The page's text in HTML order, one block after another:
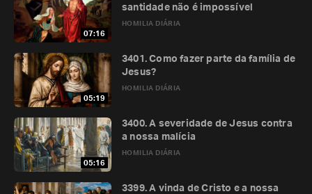
07:16
HOMILIA DIÁRIA
santidade não é impossível
05:19
HOMILIA DIÁRIA
3401. Como fazer parte da família de
Jesus?
05:16
HOMILIA DIÁRIA
3400. A severidade de Jesus contra
a nossa malícia
3399. A vinda de Cristo e a nossa